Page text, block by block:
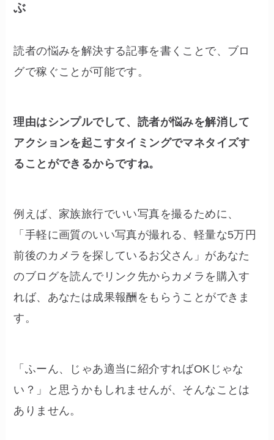
ぶ
読者の悩みを解決する記事を書くことで、ブロ
グで稼ぐことが可能です。
理由はシンプルでして、読者が悩みを解消して
アクションを起こすタイミングでマネタイズす
ることができるからですね。
例えば、家族旅行でいい写真を撮るために、
「手軽に画質のいい写真が撮れる、軽量な5万円
前後のカメラを探しているお父さん」があなた
のブログを読んでリンク先からカメラを購入す
れば、あなたは成果報酬をもらうことができま
す。
「ふーん、じゃあ適当に紹介すればOKじゃな
い？」と思うかもしれませんが、そんなことは
ありません。